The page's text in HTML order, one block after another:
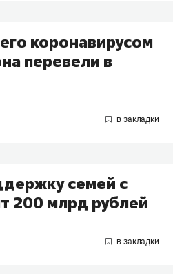
коронавирусом
перевели в
семей с
200 млрд рублей